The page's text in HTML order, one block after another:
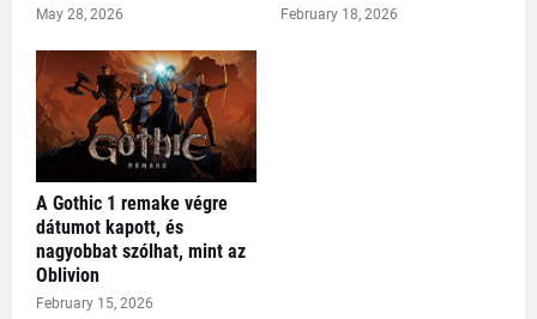
May 28, 2026 February 18, 2026
A Gothic 1 remake végre
dátumot kapott, és
nagyobbat szólhat, mint az
Oblivion
February 15, 2026